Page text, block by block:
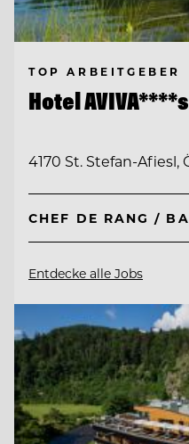
TOP ARBEITGEBER
Hotel
4170 St. Stefan-Afiesl,
CHEF
Entdecke alle Jobs